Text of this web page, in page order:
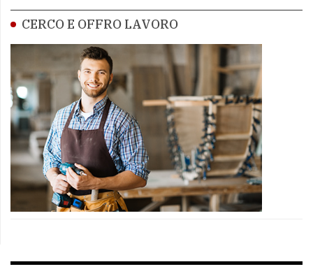
CERCO E OFFRO LAVORO